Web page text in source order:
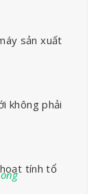
sản xuất
không phải
tính tổ